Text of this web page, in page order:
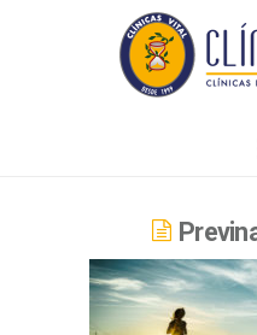
Clínicas
Vital